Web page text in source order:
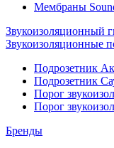
Мембраны
Звукоизоляционный
Звукоизоляционные
Подрозетник
Подрозетник
Порог
Порог
Бренды